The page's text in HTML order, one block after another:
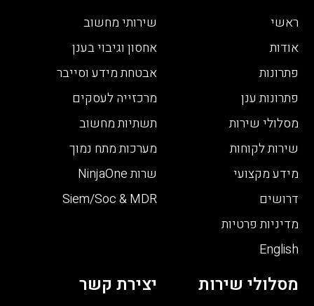
ראשי
אודות
פתרונות
פתרונות ענן
מסלולי שירות
שירות לקוחות
מידע מקצועי
דרושים
מדיניות פרטיות
English
שירותי מחשוב
אחסון וגיבוי בענן
אבטחת מידע וסייבר
מרכזייה לעסקים
תשתיות מחשוב
מערכות מתח נמוך
שרות NinjaOne
Siem/Soc & MDR
מסלולי שירות יצירת קשר